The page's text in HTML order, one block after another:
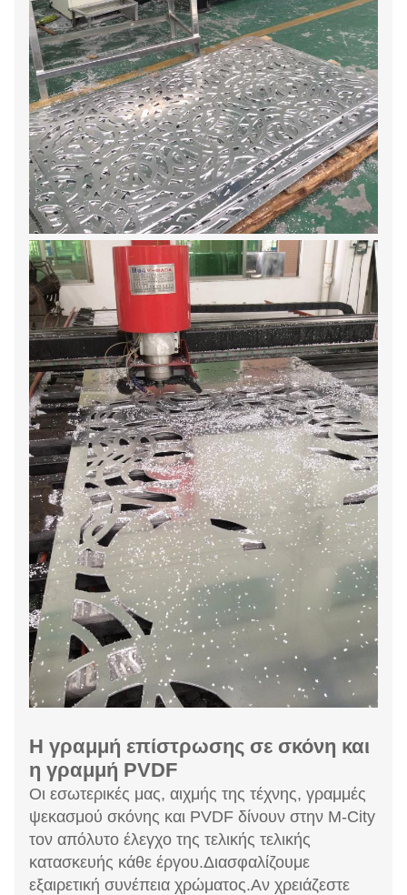
Η γραμμή επίστρωσης σε σκόνη και
η γραμμή PVDF
Οι εσωτερικές μας, αιχμής της τέχνης, γραμμές
ψεκασμού σκόνης και PVDF δίνουν στην M-City
τον απόλυτο έλεγχο της τελικής τελικής
κατασκευής κάθε έργου.Διασφαλίζουμε
εξαιρετική συνέπεια χρώματος.Αν χρειάζεστε